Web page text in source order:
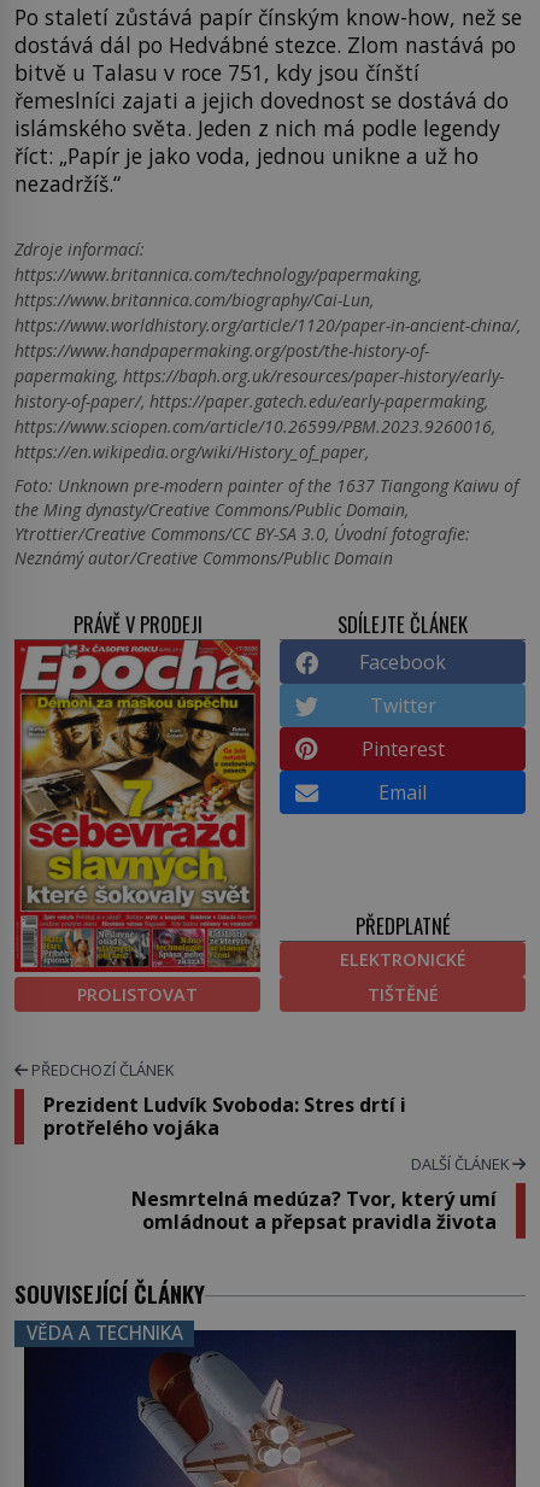
Po staletí zůstává papír čínským know-how, než se
dostává dál po Hedvábné stezce. Zlom nastává po
bitvě u Talasu v roce 751, kdy jsou čínští
řemeslníci zajati a jejich dovednost se dostává do
islámského světa. Jeden z nich má podle legendy
říct: „Papír je jako voda, jednou unikne a už ho
nezadržíš.“
Zdroje informací:
https://www.britannica.com/technology/papermaking,
https://www.britannica.com/biography/Cai-Lun,
https://www.worldhistory.org/article/1120/paper-in-ancient-china/,
https://www.handpapermaking.org/post/the-history-of-
papermaking, https://baph.org.uk/resources/paper-history/early-
history-of-paper/, https://paper.gatech.edu/early-papermaking,
https://www.sciopen.com/article/10.26599/PBM.2023.9260016,
https://en.wikipedia.org/wiki/History_of_paper,
Foto: Unknown pre-modern painter of the 1637 Tiangong Kaiwu of
the Ming dynasty/Creative Commons/Public Domain,
Ytrottier/Creative Commons/CC BY-SA 3.0, Úvodní fotografie:
Neznámý autor/Creative Commons/Public Domain
PRÁVĚ V PRODEJI
PROLISTOVAT
SDÍLEJTE ČLÁNEK
Facebook
Twitter
Pinterest
Email
PŘEDPLATNÉ
ELEKTRONICKÉ
TIŠTĚNÉ
PŘEDCHOZÍ ČLÁNEK
Prezident Ludvík Svoboda: Stres drtí i
protřelého vojáka
DALŠÍ ČLÁNEK
Nesmrtelná medúza? Tvor, který umí
omládnout a přepsat pravidla života
SOUVISEJÍCÍ ČLÁNKY
VĚDA A TECHNIKA